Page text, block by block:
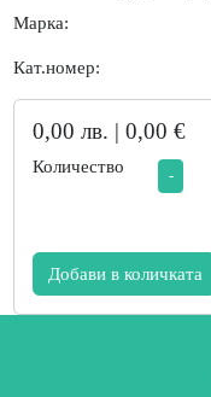
Марка:
Кат.номер:
0,00 лв. | 0,00 €
Количество -
Добави в количката